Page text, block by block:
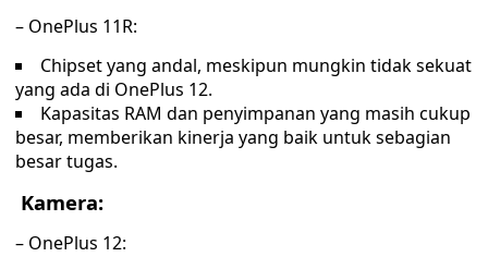
– OnePlus 11R:
Chipset yang andal, meskipun mungkin tidak sekuat
yang ada di OnePlus 12.
Kapasitas RAM dan penyimpanan yang masih cukup
besar, memberikan kinerja yang baik untuk sebagian
besar tugas.
Kamera:
– OnePlus 12: